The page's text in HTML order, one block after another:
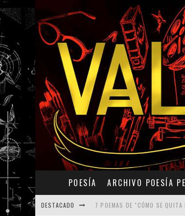
POESÍA ARCHIVO POESÍA
DESTACADO